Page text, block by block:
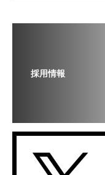
採用情報